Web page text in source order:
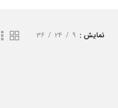
نمایش 9
24
36